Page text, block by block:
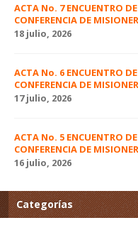
ACTA No. 7 ENCUENTRO
CONFERENCIA DE
18 julio, 2026
ACTA No. 6 ENCUENTRO
CONFERENCIA DE
17 julio, 2026
ACTA No. 5 ENCUENTRO
CONFERENCIA DE
16 julio, 2026
Categorías